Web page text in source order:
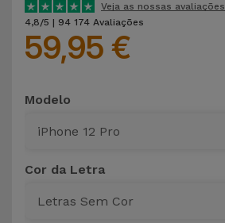
Veja as nossas avaliações
4,8/5 | 94 174 Avaliações
59,95 €
Modelo
Cor da Letra